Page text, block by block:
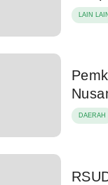
LAIN LAIN
DAERAH